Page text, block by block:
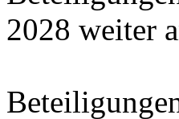
2028 weiter
– nach